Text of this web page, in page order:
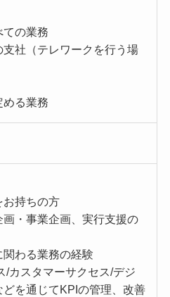
ての業務
社（テレワークを行う場
める業務
お持ちの方
・事業企画、実行支援の
関わる業務の経験
/カスタマーサクセス/デジ
を通じてKPIの管理、改善